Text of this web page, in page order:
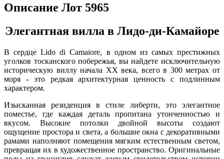
Описание Лот 5965
Элегантная вилла в Лидо-ди-Камайоре
В сердце Lido di Camaiore, в одном из самых престижных
уголков тосканского побережья, вы найдете исключительную
историческую виллу начала XX века, всего в 300 метрах от
моря - это редкая архитектурная ценность с подлинным
характером.
Изысканная резиденция в стиле либерти, это элегантное
поместье, где каждая деталь пропитана утонченностью и
вкусом. Высокие потолки двойной высоты создают
ощущение простора и света, а большие окна с декоративными
рамами наполняют помещения мягким естественным светом,
превращая их в художественное пространство. Оригинальные